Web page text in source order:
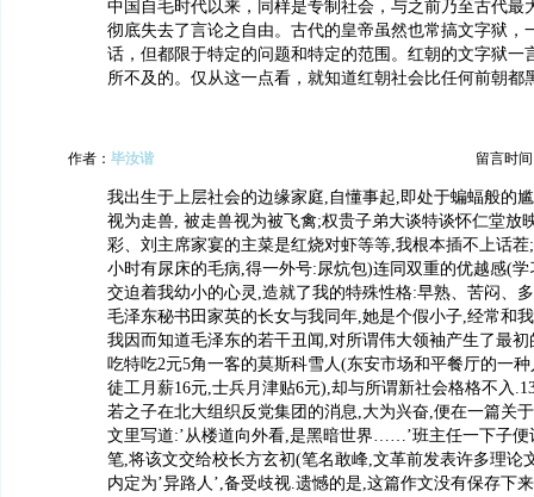
中国自毛时代以来，同样是专制社会，与之前乃至古代最
彻底失去了言论之自由。古代的皇帝虽然也常搞文字狱，
话，但都限于特定的问题和特定的范围。红朝的文字狱一
所不及的。仅从这一点看，就知道红朝社会比任何前朝都
作者： 毕汝谐 留言时间
我出生于上层社会的边缘家庭,自懂事起,即处于蝙蝠般的
视为走兽, 被走兽视为被飞禽;权贵子弟大谈特谈怀仁堂放
彩、刘主席家宴的主菜是红烧对虾等等,我根本插不上话
小时有尿床的毛病,得一外号:尿炕包)连同双重的优越感(
交迫着我幼小的心灵,造就了我的特殊性格:早熟、苦闷、
毛泽东秘书田家英的长女与我同年,她是个假小子,经常和
我因而知道毛泽东的若干丑闻,对所谓伟大领袖产生了最
吃特吃2元5角一客的莫斯科雪人(东安市场和平餐厅的一
徒工月薪16元,士兵月津贴6元),却与所谓新社会格格不入
若之子在北大组织反党集团的消息,大为兴奋,便在一篇关
文里写道:’从楼道向外看,是黑暗世界……’班主任一下子便
笔,将该文交给校长方玄初(笔名敢峰,文革前发表许多理论
内定为’异路人’,备受歧视.遗憾的是,这篇作文没有保存下